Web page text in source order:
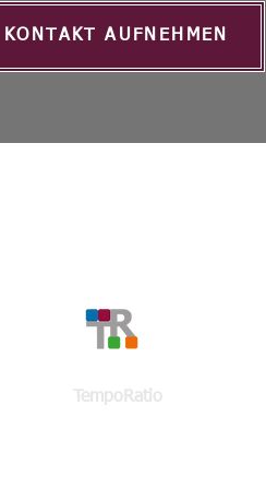
KONTAKT AUFNEHMEN
TempoRatio